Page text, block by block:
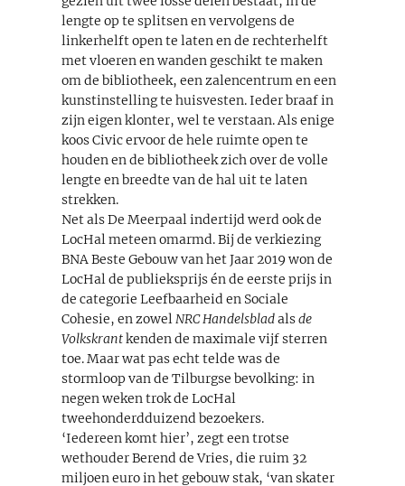
lengte op te splitsen en vervolgens de
linkerhelft open te laten en de rechterhelft
met vloeren en wanden geschikt te maken
om de bibliotheek, een zalencentrum en een
kunstinstelling te huisvesten. Ieder braaf in
zijn eigen klonter, wel te verstaan. Als enige
koos Civic ervoor de hele ruimte open te
houden en de bibliotheek zich over de volle
lengte en breedte van de hal uit te laten
strekken.
Net als De Meerpaal indertijd werd ook de
LocHal meteen omarmd. Bij de verkiezing
BNA Beste Gebouw van het Jaar 2019 won de
LocHal de publieksprijs én de eerste prijs in
de categorie Leefbaarheid en Sociale
Cohesie, en zowelNRC Handelsbladalsde
Volkskrantkenden de maximale vijf sterren
toe. Maar wat pas echt telde was de
stormloop van de Tilburgse bevolking: in
negen weken trok de LocHal
tweehonderdduizend bezoekers.
‘Iedereen komt hier’, zegt een trotse
wethouder Berend de Vries, die ruim 32
miljoen euro in het gebouw stak, ‘van skater